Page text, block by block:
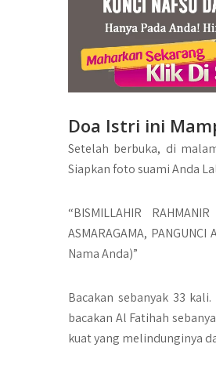
Doa Istri ini
Setelah berbuka, di
Siapkan foto suami Anda
“BISMILLAHIR
ASMARAGAMA,
Nama Anda)”
Bacakan sebanyak 33
bacakan Al Fatihah
kuat yang melindunginya